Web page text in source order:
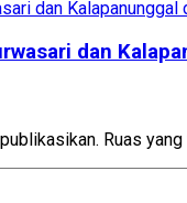
dan
Ruas